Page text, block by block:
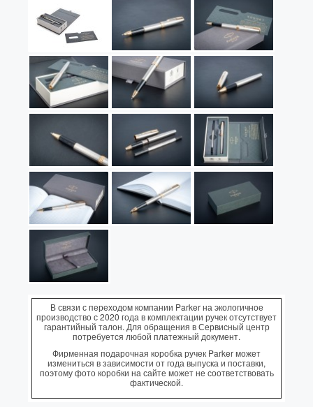
В связи с переходом компании Parker на экологичное
производство с 2020 года в комплектации ручек отсутствует
гарантийный талон. Для обращения в Сервисный центр
потребуется любой платежный документ.
Фирменная подарочная коробка ручек Parker может
измениться в зависимости от года выпуска и поставки,
поэтому фото коробки на сайте может не соответствовать
фактической.